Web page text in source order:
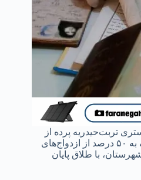
تربت‌حیدریه پرده از
بحرانی خاموش برمی‌دارد: نزدیک به ۵۰ درصد از ازدواج‌های
با طلاق پایان